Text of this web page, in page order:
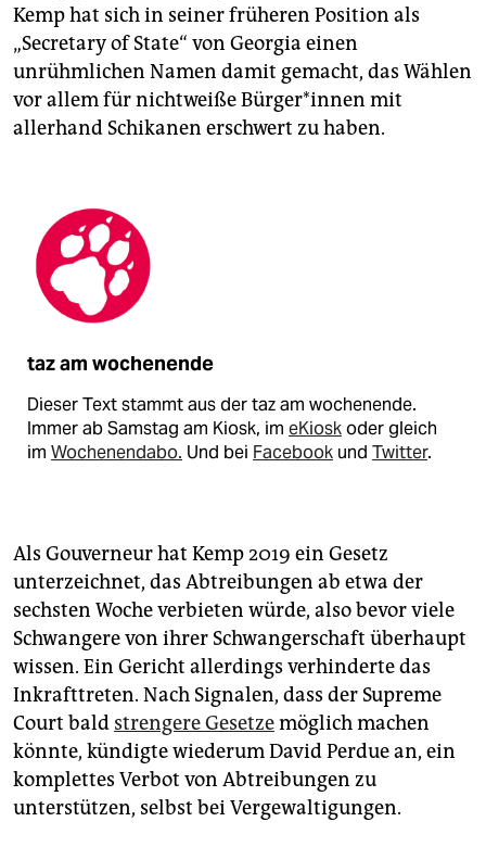
Kemp hat sich in seiner früheren Position als
„Secretary of State“ von Georgia einen
unrühmlichen Namen damit gemacht, das Wählen
vor allem für nichtweiße Bür­ge­r*in­nen mit
allerhand Schikanen erschwert zu haben.
taz am wochenende
Dieser Text stammt aus der taz am wochenende.
Immer ab Samstag am Kiosk, im eKioskoder gleich
im Wochenendabo. Und bei Facebook und Twitter.
Als Gouverneur hat Kemp 2019 ein Gesetz
unterzeichnet, das Abtreibungen ab etwa der
sechsten Woche verbieten würde, also bevor viele
Schwangere von ihrer Schwangerschaft überhaupt
wissen. Ein Gericht allerdings verhinderte das
Inkrafttreten. Nach Signalen, dass der Supreme
Court bald strengere Gesetzemöglich machen
könnte, kündigte wiederum David Perdue an, ein
komplettes Verbot von Abtreibungen zu
unterstützen, selbst bei Vergewaltigungen.